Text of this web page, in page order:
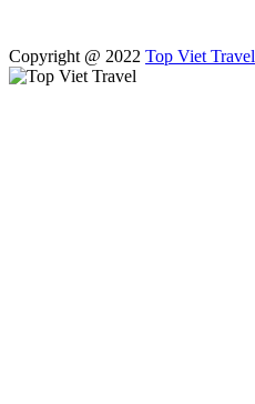
Copyright @ 2022 Top Viet Travel